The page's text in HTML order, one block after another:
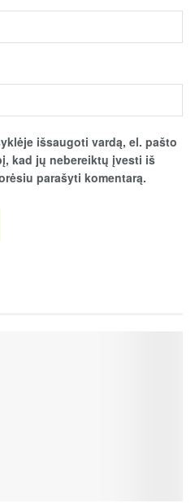
išsaugoti vardą, el. pašto
kad jų nebereiktų įvesti iš
parašyti komentarą.